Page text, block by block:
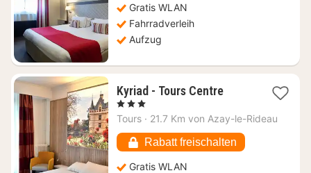
101,56
€
Gratis WLAN
Fahrradverleih
Aufzug
Kyriad - Tours Centre1
ab
74,23
€
, 3 Sterne
Tours · 21.7 Km von Azay-le-Rideau
Rabatt freischalten
Gratis WLAN